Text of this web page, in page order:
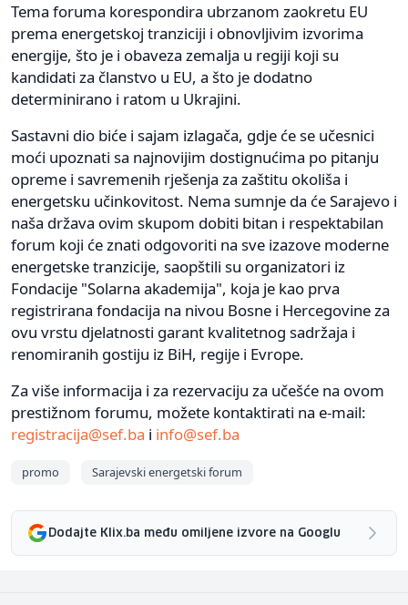
Tema foruma korespondira ubrzanom zaokretu EU
prema energetskoj tranziciji i obnovljivim izvorima
energije, što je i obaveza zemalja u regiji koji su
kandidati za članstvo u EU, a što je dodatno
determinirano i ratom u Ukrajini.
Sastavni dio biće i sajam izlagača, gdje će se učesnici
moći upoznati sa najnovijim dostignućima po pitanju
opreme i savremenih rješenja za zaštitu okoliša i
energetsku učinkovitost. Nema sumnje da će Sarajevo i
naša država ovim skupom dobiti bitan i respektabilan
forum koji će znati odgovoriti na sve izazove moderne
energetske tranzicije, saopštili su organizatori iz
Fondacije "Solarna akademija", koja je kao prva
registrirana fondacija na nivou Bosne i Hercegovine za
ovu vrstu djelatnosti garant kvalitetnog sadržaja i
renomiranih gostiju iz BiH, regije i Evrope.
Za više informacija i za rezervaciju za učešće na ovom
prestižnom forumu, možete kontaktirati na e-mail:
registracija@sef.ba i info@sef.ba
promo Sarajevski energetski forum
Dodajte Klix.ba među omiljene izvore na Googlu